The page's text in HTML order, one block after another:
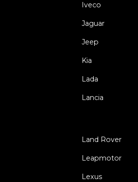
Iveco
Jaguar
Jeep
Kia
Lada
Lancia
Land Rover
Leapmotor
Lexus